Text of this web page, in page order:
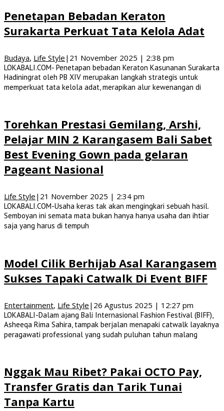
Penetapan Bebadan Keraton
Surakarta Perkuat Tata Kelola Adat
Budaya, Life Style | 21 November 2025 | 2:38 pm
LOKABALI.COM- Penetapan bebadan Keraton Kasunanan Surakarta
Hadiningrat oleh PB XIV merupakan langkah strategis untuk
memperkuat tata kelola adat, merapikan alur kewenangan di
Torehkan Prestasi Gemilang, Arshi,
Pelajar MIN 2 Karangasem Bali Sabet
Best Evening Gown pada gelaran
Pageant Nasional
Life Style | 21 November 2025 | 2:34 pm
LOKABALI.COM-Usaha keras tak akan mengingkari sebuah hasil.
Semboyan ini semata mata bukan hanya hanya usaha dan ihtiar
saja yang harus di tempuh
Model Cilik Berhijab Asal Karangasem
Sukses Tapaki Catwalk Di Event BIFF
Entertainment, Life Style | 26 Agustus 2025 | 12:27 pm
LOKABALI-Dalam ajang Bali Internasional Fashion Festival (BIFF),
Asheeqa Rima Sahira, tampak berjalan menapaki catwalk layaknya
peragawati professional yang sudah puluhan tahun malang
Nggak Mau Ribet? Pakai OCTO Pay,
Transfer Gratis dan Tarik Tunai
Tanpa Kartu